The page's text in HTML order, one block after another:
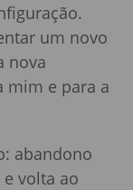
um novo
nova
mim e para a
abandono
volta ao